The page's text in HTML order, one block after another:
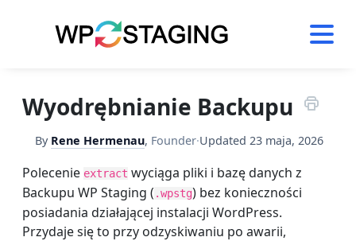
Wyodrębnianie Backupu
By Rene Hermenau, Founder·Updated 23 maja, 2026
Polecenie extract wyciąga pliki i bazę danych z
Backupu WP Staging ( .wpstg) bez konieczności
posiadania działającej instalacji WordPress.
Przydaje się to przy odzyskiwaniu po awarii,